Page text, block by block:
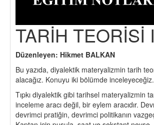
TARİH TEORİSİ I
Düzenleyen: Hikmet BALKAN
Bu yazıda, diyalektik materyalizmin tarih
alacağız. Konuyu iki bölümde
Tıpkı diyalektik gibi tarihsel materyalizmin
inceleme aracı değil, bir eylem aracıdır.
devrimci pratiğin, devrimci politikanın